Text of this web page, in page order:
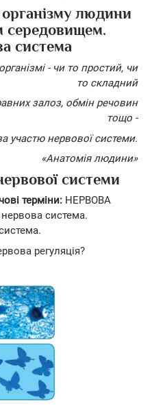
організму людини
середовищем.
система
- чи то простий, чи
то складний
залоз, обмін речовин
тощо -
участю нервової системи.
«Анатомія людини»
системи
терміни: НЕРВОВА
система.
регуляція?